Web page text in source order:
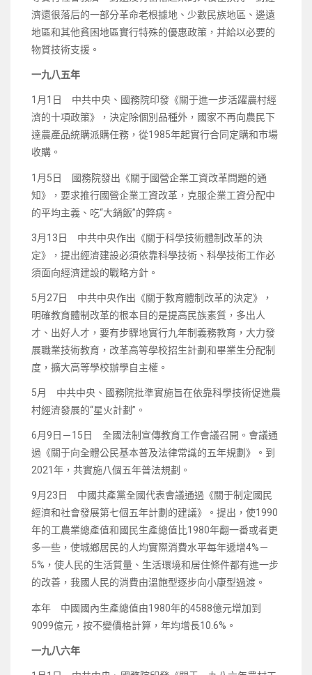
濟還很落后的一部分革命老根據地、少數民族地區、邊遠
地區和其他貧困地區實行特殊的優惠政策，并給以必要的
物質技術支援。
一九八五年
1月1日 中共中央、國務院印發《關于進一步活躍農村經
濟的十項政策》，決定除個別品種外，國家不再向農民下
達農產品統購派購任務，從1985年起實行合同定購和市場
收購。
1月5日 國務院發出《關于國營企業工資改革問題的通
知》，要求推行國營企業工資改革，克服企業工資分配中
的平均主義、吃“大鍋飯”的弊病。
3月13日 中共中央作出《關于科學技術體制改革的決
定》，提出經濟建設必須依靠科學技術、科學技術工作必
須面向經濟建設的戰略方針。
5月27日 中共中央作出《關于教育體制改革的決定》，
明確教育體制改革的根本目的是提高民族素質，多出人
才、出好人才，要有步驟地實行九年制義務教育，大力發
展職業技術教育，改革高等學校招生計劃和畢業生分配制
度，擴大高等學校辦學自主權。
5月 中共中央、國務院批準實施旨在依靠科學技術促進農
村經濟發展的“星火計劃”。
6月9日－15日 全國法制宣傳教育工作會議召開。會議通
過《關于向全體公民基本普及法律常識的五年規劃》。到
2021年，共實施八個五年普法規劃。
9月23日 中國共產黨全國代表會議通過《關于制定國民
經濟和社會發展第七個五年計劃的建議》。提出，使1990
年的工農業總產值和國民生產總值比1980年翻一番或者更
多一些，使城鄉居民的人均實際消費水平每年遞增4%－
5%，使人民的生活質量、生活環境和居住條件都有進一步
的改善，我國人民的消費由溫飽型逐步向小康型過渡。
本年 中國國內生產總值由1980年的4588億元增加到
9099億元，按不變價格計算，年均增長10.6%。
一九八六年